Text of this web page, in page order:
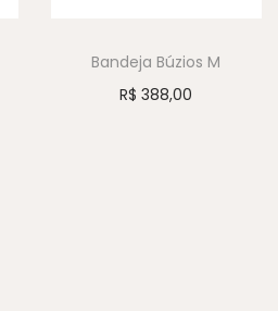
Bandeja Búzios M
R$ 388,00